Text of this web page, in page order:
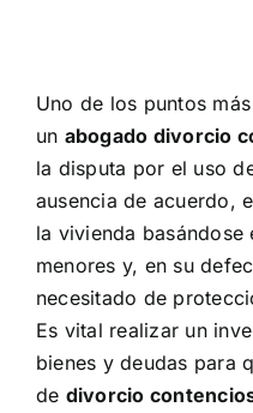
Uno de los puntos
un abogado divorcio
la disputa por el uso
ausencia de acuerdo,
la vivienda
menores y, en su
necesitado de
Es vital realizar un
bienes y deudas para
de divorcio